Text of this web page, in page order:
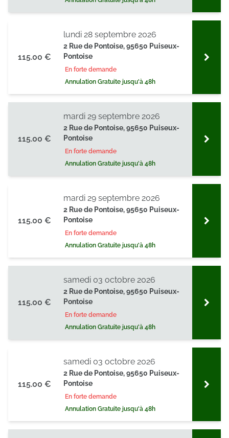
115.00 €
2 Rue de Pontoise, 95650 Puiseux-
Pontoise
En forte demande
Annulation Gratuite jusqu'à 48h
lundi 28 septembre 2026
115.00 €
2 Rue de Pontoise, 95650 Puiseux-
Pontoise
En forte demande
Annulation Gratuite jusqu'à 48h
mardi 29 septembre 2026
115.00 €
2 Rue de Pontoise, 95650 Puiseux-
Pontoise
En forte demande
Annulation Gratuite jusqu'à 48h
mardi 29 septembre 2026
115.00 €
2 Rue de Pontoise, 95650 Puiseux-
Pontoise
En forte demande
Annulation Gratuite jusqu'à 48h
samedi 03 octobre 2026
115.00 €
2 Rue de Pontoise, 95650 Puiseux-
Pontoise
En forte demande
Annulation Gratuite jusqu'à 48h
samedi 03 octobre 2026